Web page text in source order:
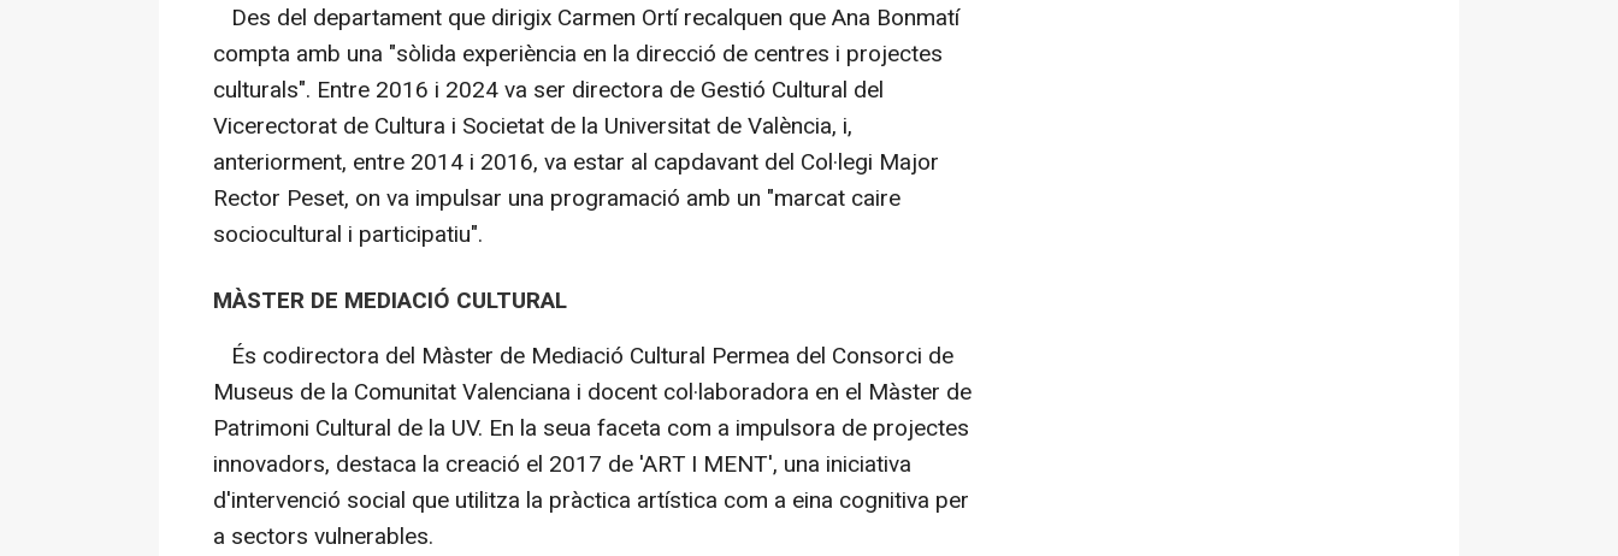
Des del departament que dirigix Carmen Ortí recalquen que Ana Bonmatí
compta amb una "sòlida experiència en la direcció de centres i projectes
culturals". Entre 2016 i 2024 va ser directora de Gestió Cultural del
Vicerectorat de Cultura i Societat de la Universitat de València, i,
anteriorment, entre 2014 i 2016, va estar al capdavant del Col·legi Major
Rector Peset, on va impulsar una programació amb un "marcat caire
sociocultural i participatiu".
MÀSTER DE MEDIACIÓ CULTURAL
És codirectora del Màster de Mediació Cultural Permea del Consorci de
Museus de la Comunitat Valenciana i docent col·laboradora en el Màster de
Patrimoni Cultural de la UV. En la seua faceta com a impulsora de projectes
innovadors, destaca la creació el 2017 de 'ART I MENT', una iniciativa
d'intervenció social que utilitza la pràctica artística com a eina cognitiva per
a sectors vulnerables.